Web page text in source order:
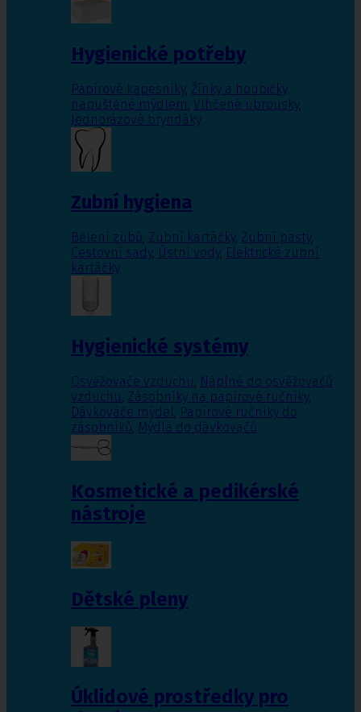
Hygienické potřeby
Papírové kapesníky, Žínky a houbičky
napuštěné mýdlem, Vlhčené ubrousky,
Jednorázové bryndáky
Zubní hygiena
Bělení zubů, Zubní kartáčky, Zubní pasty,
Cestovní sady, Ústní vody, Elektrické zubní
kartáčky
Hygienické systémy
Osvěžovače vzduchu, Náplně do osvěžovačů
vzduchu, Zásobníky na papírové ručníky,
Dávkováče mýdel, Papírové ručníky do
zásobníků, Mýdla do dávkovačů
Kosmetické a pedikérské
nástroje
Dětské pleny
Úklidové prostředky pro